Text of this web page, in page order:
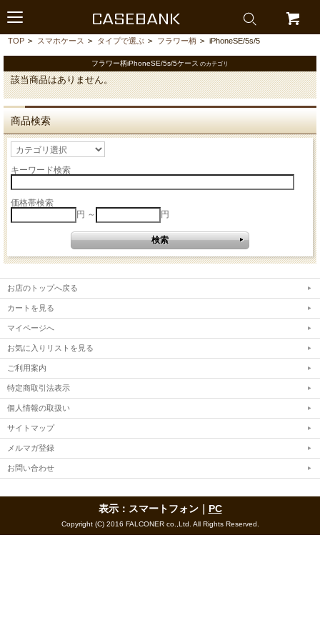
CASEBANK
TOP > スマホケース > タイプで選ぶ > フラワー柄 > iPhoneSE/5s/5
フラワー柄iPhoneSE/5s/5ケース のカテゴリ
該当商品はありません。
商品検索
キーワード検索
価格帯検索
円 ～
円
お店のトップへ戻る
カートを見る
マイページへ
お気に入りリストを見る
ご利用案内
特定商取引法表示
個人情報の取扱い
サイトマップ
メルマガ登録
お問い合わせ
表示：スマートフォン｜ PC
Copyright (C) 2016 FALCONER co.,Ltd. All Rights Reserved.